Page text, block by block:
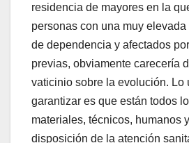
residencia de mayores en la
personas con una muy
de dependencia y afectados
previas, obviamente carecería
vaticinio sobre la evolución. Lo
garantizar es que están todos
materiales, técnicos, humanos
disposición de la atención